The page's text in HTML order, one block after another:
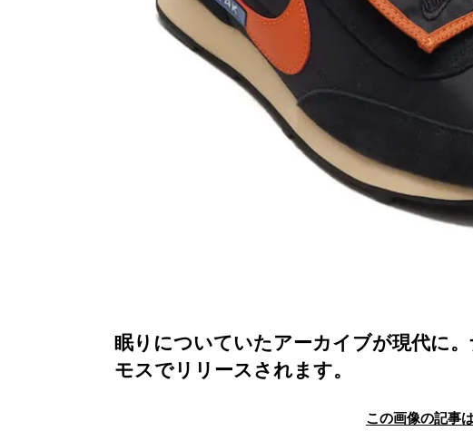
眠りについていたアーカイブが現代に
モスでリリースされます。
この画像の記事